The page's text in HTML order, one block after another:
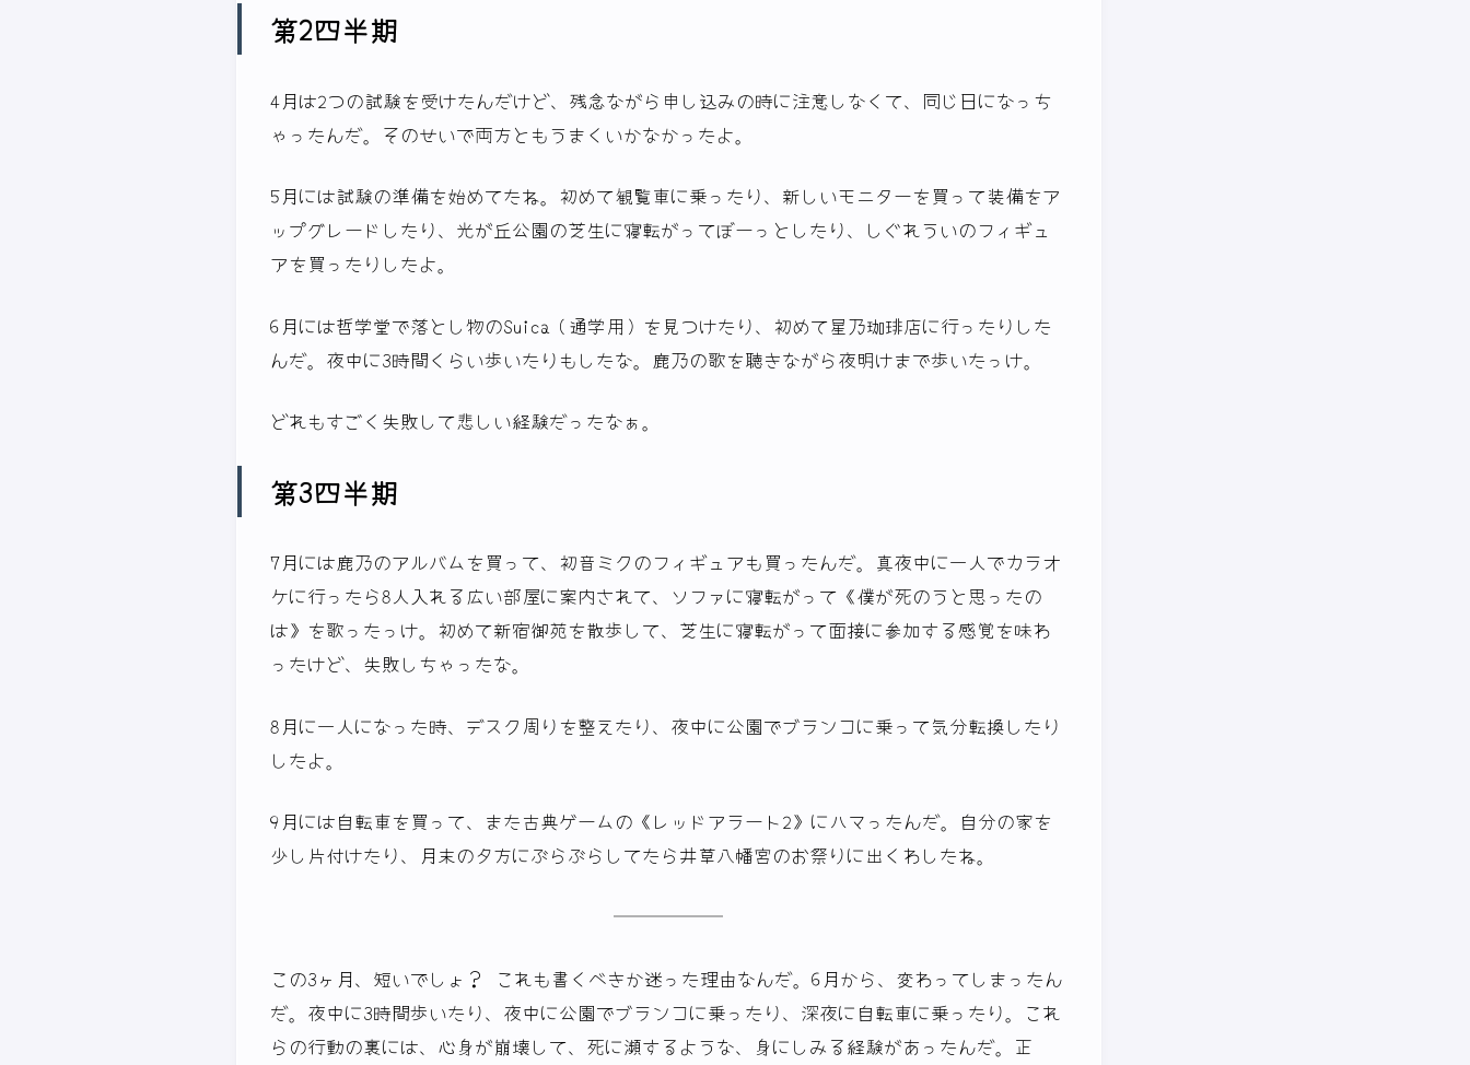
第2四半期
4月は2つの試験を受けたんだけど、残念ながら申し込みの時に注意しなくて、同じ日になっち
ゃったんだ。そのせいで両方ともうまくいかなかったよ。
5月には試験の準備を始めてたね。初めて観覧車に乗ったり、新しいモニターを買って装備をア
ップグレードしたり、光が丘公園の芝生に寝転がってぼーっとしたり、しぐれういのフィギュ
アを買ったりしたよ。
6月には哲学堂で落とし物のSuica（通学用）を見つけたり、初めて星乃珈琲店に行ったりした
んだ。夜中に3時間くらい歩いたりもしたな。鹿乃の歌を聴きながら夜明けまで歩いたっけ。
どれもすごく失敗して悲しい経験だったなぁ。
第3四半期
7月には鹿乃のアルバムを買って、初音ミクのフィギュアも買ったんだ。真夜中に一人でカラオ
ケに行ったら8人入れる広い部屋に案内されて、ソファに寝転がって《僕が死のうと思ったの
は》を歌ったっけ。初めて新宿御苑を散歩して、芝生に寝転がって面接に参加する感覚を味わ
ったけど、失敗しちゃったな。
8月に一人になった時、デスク周りを整えたり、夜中に公園でブランコに乗って気分転換したり
したよ。
9月には自転車を買って、また古典ゲームの《レッドアラート2》にハマったんだ。自分の家を
少し片付けたり、月末の夕方にぶらぶらしてたら井草八幡宮のお祭りに出くわしたね。
この3ヶ月、短いでしょ？ これも書くべきか迷った理由なんだ。6月から、変わってしまったん
だ。夜中に3時間歩いたり、夜中に公園でブランコに乗ったり、深夜に自転車に乗ったり。これ
らの行動の裏には、心身が崩壊して、死に瀕するような、身にしみる経験があったんだ。正